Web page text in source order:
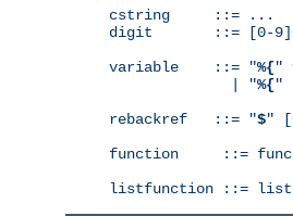
cstring     ::= ...
digit       ::= [0-
variable    ::= "%{"
              | "
%{"
rebackref   ::= "$"
function     ::=
listfunction ::=